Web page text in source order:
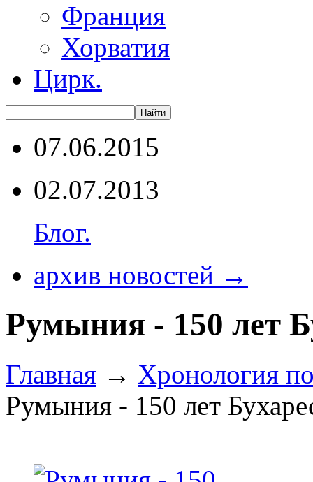
Франция
Хорватия
Цирк.
07.06.2015
02.07.2013
Блог.
архив новостей →
Румыния - 150 лет
Главная → Хронология
Румыния - 150 лет